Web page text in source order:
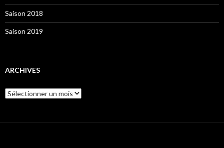
Saison 2018
Saison 2019
ARCHIVES
Archives